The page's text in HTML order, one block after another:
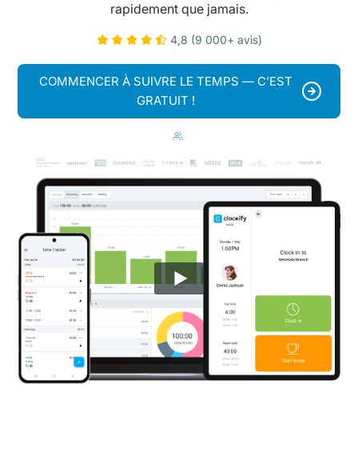
rapidement que jamais.
4,8 (9 000+ avis)
COMMENCER À SUIVRE LE TEMPS — C’EST
GRATUIT !